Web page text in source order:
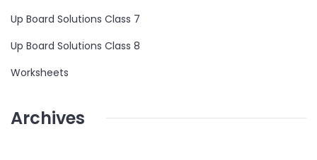
Up Board Solutions Class 7
Up Board Solutions Class 8
Worksheets
Archives